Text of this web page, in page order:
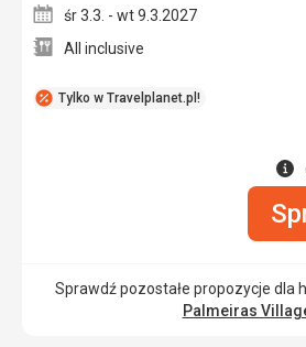
Tylko w Travelplanet.pl!
śr 3.3. - wt 9.3.2027
All inclusive
Sprawdź pozostałe propozycje dla
Palmeiras